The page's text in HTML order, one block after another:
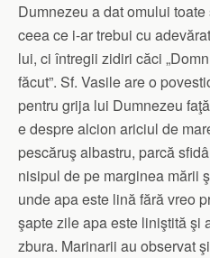
Dumnezeu a dat omului
ceea ce i-ar trebui cu
lui, ci întregii zidiri căci
făcut”. Sf. Vasile are o
pentru grija lui Dumnezeu
e despre alcion ariciul de
pescăruş albastru, parcă
nisipul de pe marginea mării
unde apa este lină fără vreo
şapte zile apa este liniştită şi
zbura. Marinarii au observat